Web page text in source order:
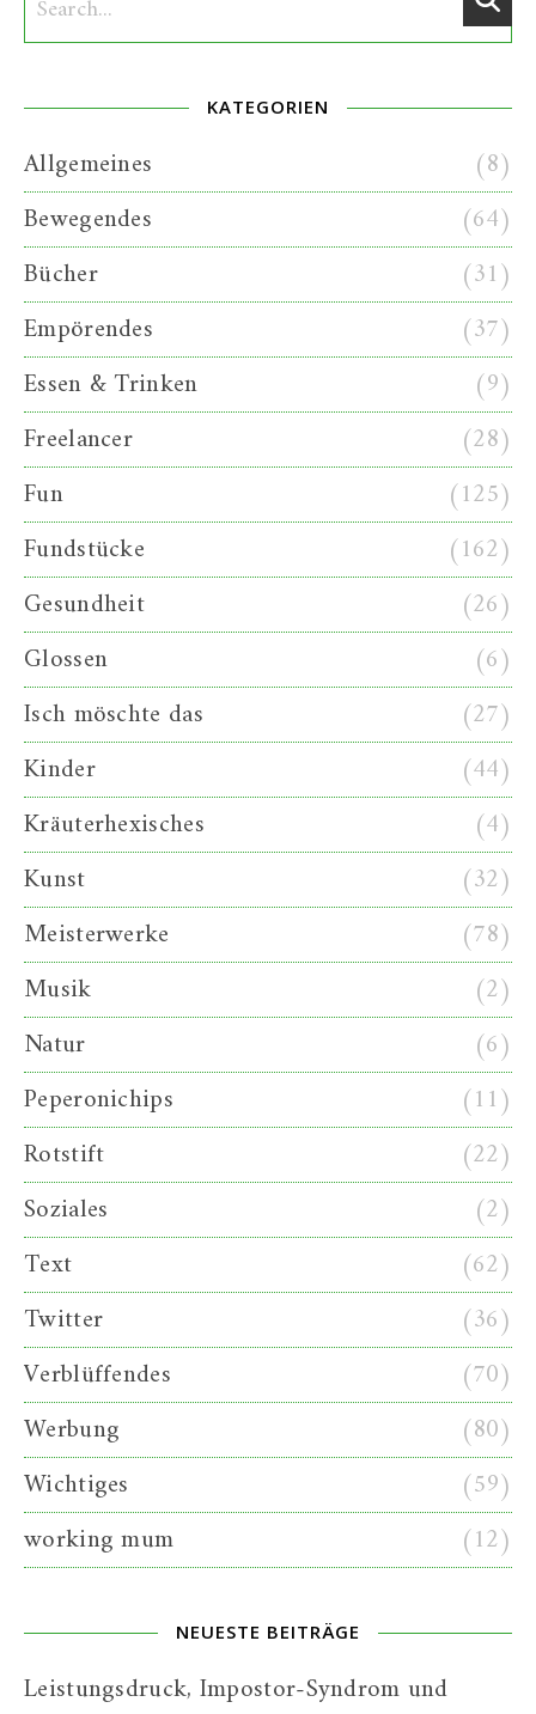
KATEGORIEN
Allgemeines
(8)
Bewegendes
(64)
Bücher
(31)
Empörendes
(37)
Essen & Trinken
(9)
Freelancer
(28)
Fun
(125)
Fundstücke
(162)
Gesundheit
(26)
Glossen
(6)
Isch möschte das
(27)
Kinder
(44)
Kräuterhexisches
(4)
Kunst
(32)
Meisterwerke
(78)
Musik
(2)
Natur
(6)
Peperonichips
(11)
Rotstift
(22)
Soziales
(2)
Text
(62)
Twitter
(36)
Verblüffendes
(70)
Werbung
(80)
Wichtiges
(59)
working mum
(12)
NEUESTE BEITRÄGE
Leistungsdruck, Impostor-Syndrom und